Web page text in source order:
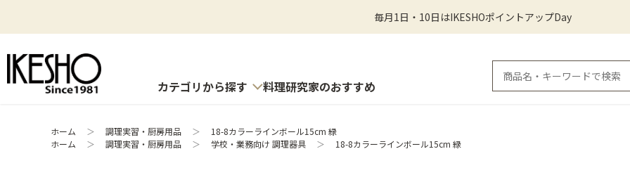
毎月1日・10日はIKESHOポイントアップDay
カテゴリから探す 料理研究家のおすすめ
ホーム ＞ 調理実習・厨房用品 ＞
18-8カラーラインボール15cm 緑
ホーム
＞ 調理実習・厨房用品 ＞ 学校・業務向け 調理器具 ＞ 18-8カラーラインボール15cm 緑